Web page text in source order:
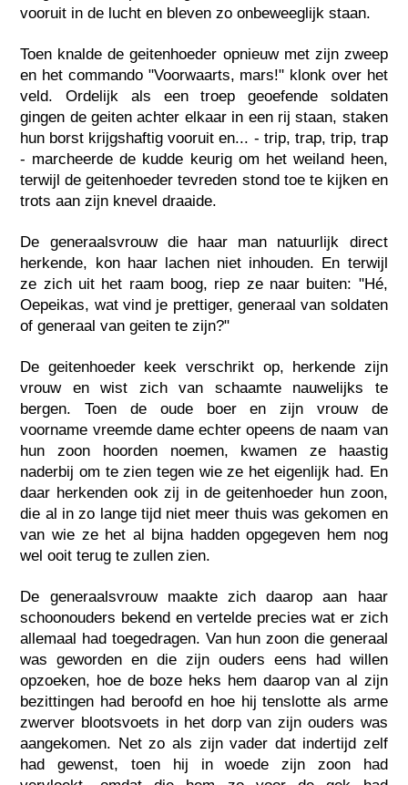
vooruit in de lucht en bleven zo onbeweeglijk staan.
Toen knalde de geitenhoeder opnieuw met zijn zweep
en het commando "Voorwaarts, mars!" klonk over het
veld. Ordelijk als een troep geoefende soldaten
gingen de geiten achter elkaar in een rij staan, staken
hun borst krijgshaftig vooruit en... - trip, trap, trip, trap
- marcheerde de kudde keurig om het weiland heen,
terwijl de geitenhoeder tevreden stond toe te kijken en
trots aan zijn knevel draaide.
De generaalsvrouw die haar man natuurlijk direct
herkende, kon haar lachen niet inhouden. En terwijl
ze zich uit het raam boog, riep ze naar buiten: "Hé,
Oepeikas, wat vind je prettiger, generaal van soldaten
of generaal van geiten te zijn?"
De geitenhoeder keek verschrikt op, herkende zijn
vrouw en wist zich van schaamte nauwelijks te
bergen. Toen de oude boer en zijn vrouw de
voorname vreemde dame echter opeens de naam van
hun zoon hoorden noemen, kwamen ze haastig
naderbij om te zien tegen wie ze het eigenlijk had. En
daar herkenden ook zij in de geitenhoeder hun zoon,
die al in zo lange tijd niet meer thuis was gekomen en
van wie ze het al bijna hadden opgegeven hem nog
wel ooit terug te zullen zien.
De generaalsvrouw maakte zich daarop aan haar
schoonouders bekend en vertelde precies wat er zich
allemaal had toegedragen. Van hun zoon die generaal
was geworden en die zijn ouders eens had willen
opzoeken, hoe de boze heks hem daarop van al zijn
bezittingen had beroofd en hoe hij tenslotte als arme
zwerver blootsvoets in het dorp van zijn ouders was
aangekomen. Net zo als zijn vader dat indertijd zelf
had gewenst, toen hij in woede zijn zoon had